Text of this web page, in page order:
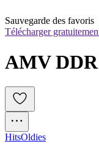
Sauvegarde des favoris
Télécharger
AMV
HitsOldies